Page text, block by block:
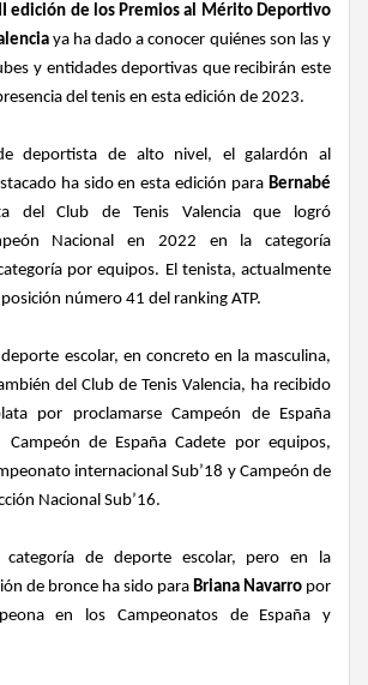
edición de los Premios al Mérito Deportivo
ya ha dado a conocer quiénes son las y
y entidades deportivas que recibirán este
del tenis en esta edición de 2023.
deportista de alto nivel, el galardón al
ha sido en esta edición para Bernabé
del Club de Tenis Valencia que logró
Nacional en 2022 en la categoría
por equipos. El tenista, actualmente
número 41 del ranking ATP.
escolar, en concreto en la masculina,
del Club de Tenis Valencia, ha recibido
por proclamarse Campeón de España
Campeón de España Cadete por equipos,
internacional Sub’18 y Campeón de
Nacional Sub’16.
categoría de deporte escolar, pero en la
de bronce ha sido para Briana Navarro por
en los Campeonatos de España y